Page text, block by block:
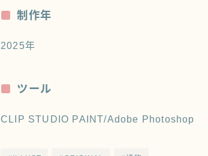
制作年
2025年
ツール
CLIP STUDIO PAINT/Adobe Photoshop